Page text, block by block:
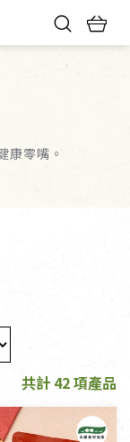
康零嘴。
共計 42 項產品